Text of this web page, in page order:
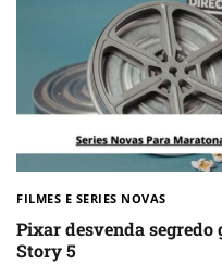
FILMES E SERIES NOVAS​
Pixar desvenda segredo
Story 5